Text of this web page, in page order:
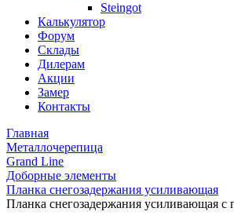
Steingot
Калькулятор
Форум
Склады
Дилерам
Акции
Замер
Контакты
Главная
Металлочерепица
Grand Line
Доборные элементы
Планка снегозадержания усиливающая
Планка снегозадержания усиливающая